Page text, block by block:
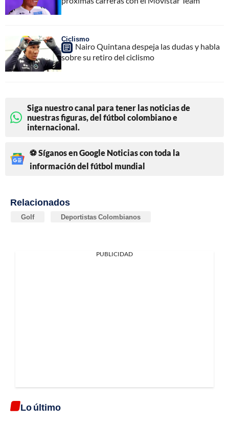
Ciclismo
Nairo Quintana despeja las dudas y habla
sobre su retiro del ciclismo
Siga nuestro canal para tener las noticias de
nuestras figuras, del fútbol colombiano e
internacional.
⚽ Síganos en Google Noticias con toda la
información del fútbol mundial
Relacionados
Golf Deportistas Colombianos
PUBLICIDAD
Lo último